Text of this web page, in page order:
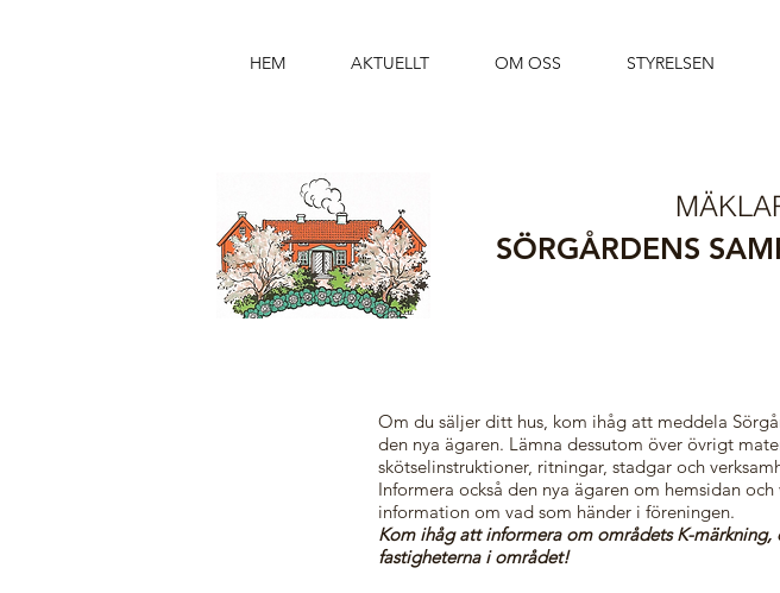
HEM AKTUELLT OM OSS STYRELSEN
SÖRGÅRDENS
Om du säljer ditt hus, kom ihåg att meddela
den nya ägaren. Lämna dessutom över övrigt
skötselinstruktioner, ritningar, stadgar och
Informera också den nya ägaren om hemsidan
information om vad som händer i föreningen.
Kom ihåg att informera om områdets K-
fastigheterna i området!